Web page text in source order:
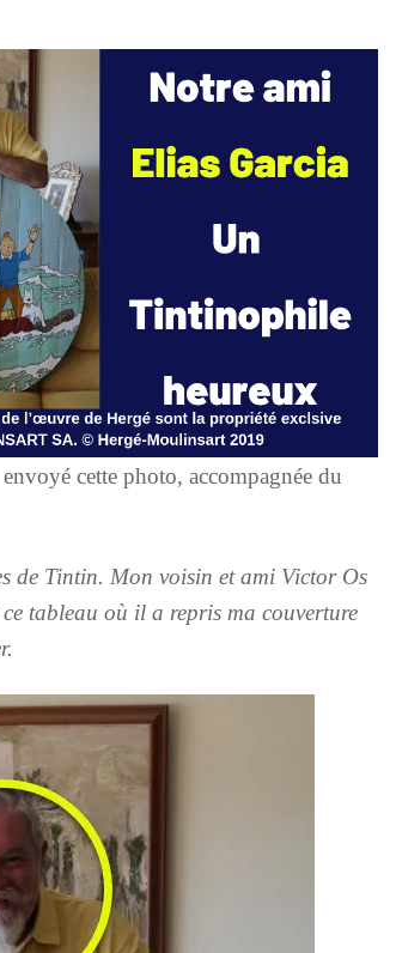
cette photo, accompagnée du
de Tintin. Mon voisin et ami Victor Os
tableau où il a repris ma couverture